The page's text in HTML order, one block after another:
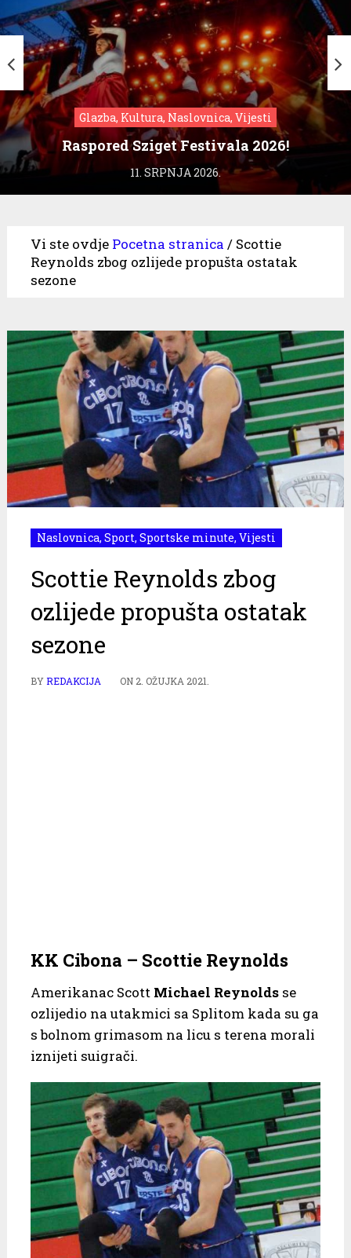
Glazba, Kultura, Naslovnica, Vijesti
Raspored Sziget Festivala 2026!
11. SRPNJA 2026.
Vi ste ovdje Pocetna stranica / Scottie
Reynolds zbog ozlijede propušta ostatak
sezone
Naslovnica, Sport, Sportske minute, Vijesti
Scottie Reynolds zbog
ozlijede propušta ostatak
sezone
BYREDAKCIJA ON 2. OŽUJKA 2021.
KK Cibona – Scottie Reynolds
Amerikanac Scott Michael Reynoldsse
ozlijedio na utakmici sa Splitom kada su ga
s bolnom grimasom na licu s terena morali
iznijeti suigrači.